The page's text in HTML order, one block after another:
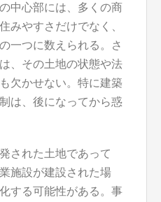
中心部には、多くの商
みやすさだけでなく、
一つに数えられる。さ
、その土地の状態や法
欠かせない。特に建築
は、後になってから惑
された土地であって
施設が建設された場
する可能性がある。事